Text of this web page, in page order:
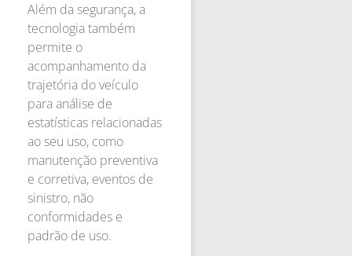
Além da segurança, a
tecnologia também
permite o
acompanhamento da
trajetória do veículo
para análise de
estatísticas relacionadas
ao seu uso, como
manutenção preventiva
e corretiva, eventos de
sinistro, não
conformidades e
padrão de uso.